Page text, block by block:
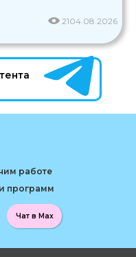
2104.08.2026
работе
программ
Чат в Max